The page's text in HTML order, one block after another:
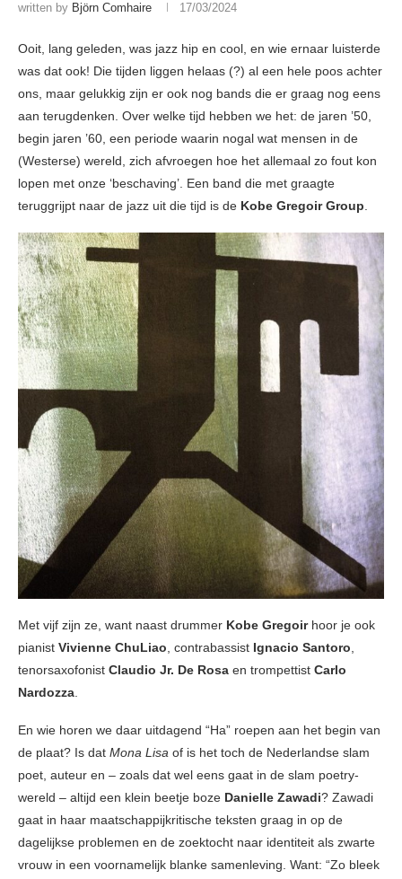
written by Björn Comhaire 17/03/2024
Ooit, lang geleden, was jazz hip en cool, en wie ernaar luisterde
was dat ook! Die tijden liggen helaas (?) al een hele poos achter
ons, maar gelukkig zijn er ook nog bands die er graag nog eens
aan terugdenken. Over welke tijd hebben we het: de jaren ’50,
begin jaren ’60, een periode waarin nogal wat mensen in de
(Westerse) wereld, zich afvroegen hoe het allemaal zo fout kon
lopen met onze ‘beschaving’. Een band die met graagte
teruggrijpt naar de jazz uit die tijd is de Kobe Gregoir Group.
Met vijf zijn ze, want naast drummer Kobe Gregoirhoor je ook
pianist Vivienne ChuLiao, contrabassist Ignacio Santoro,
tenorsaxofonist Claudio Jr. De Rosa en trompettist Carlo
Nardozza.
En wie horen we daar uitdagend “Ha” roepen aan het begin van
de plaat? Is dat Mona Lisa of is het toch de Nederlandse slam
poet, auteur en – zoals dat wel eens gaat in de slam poetry-
wereld – altijd een klein beetje boze Danielle Zawadi? Zawadi
gaat in haar maatschappijkritische teksten graag in op de
dagelijkse problemen en de zoektocht naar identiteit als zwarte
vrouw in een voornamelijk blanke samenleving. Want: “Zo bleek